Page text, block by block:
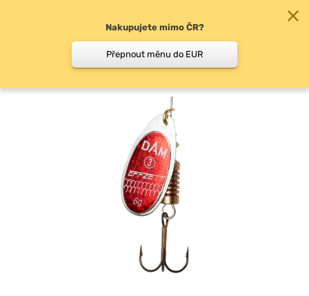
Nakupujete mimo ČR?
Přepnout měnu do EUR